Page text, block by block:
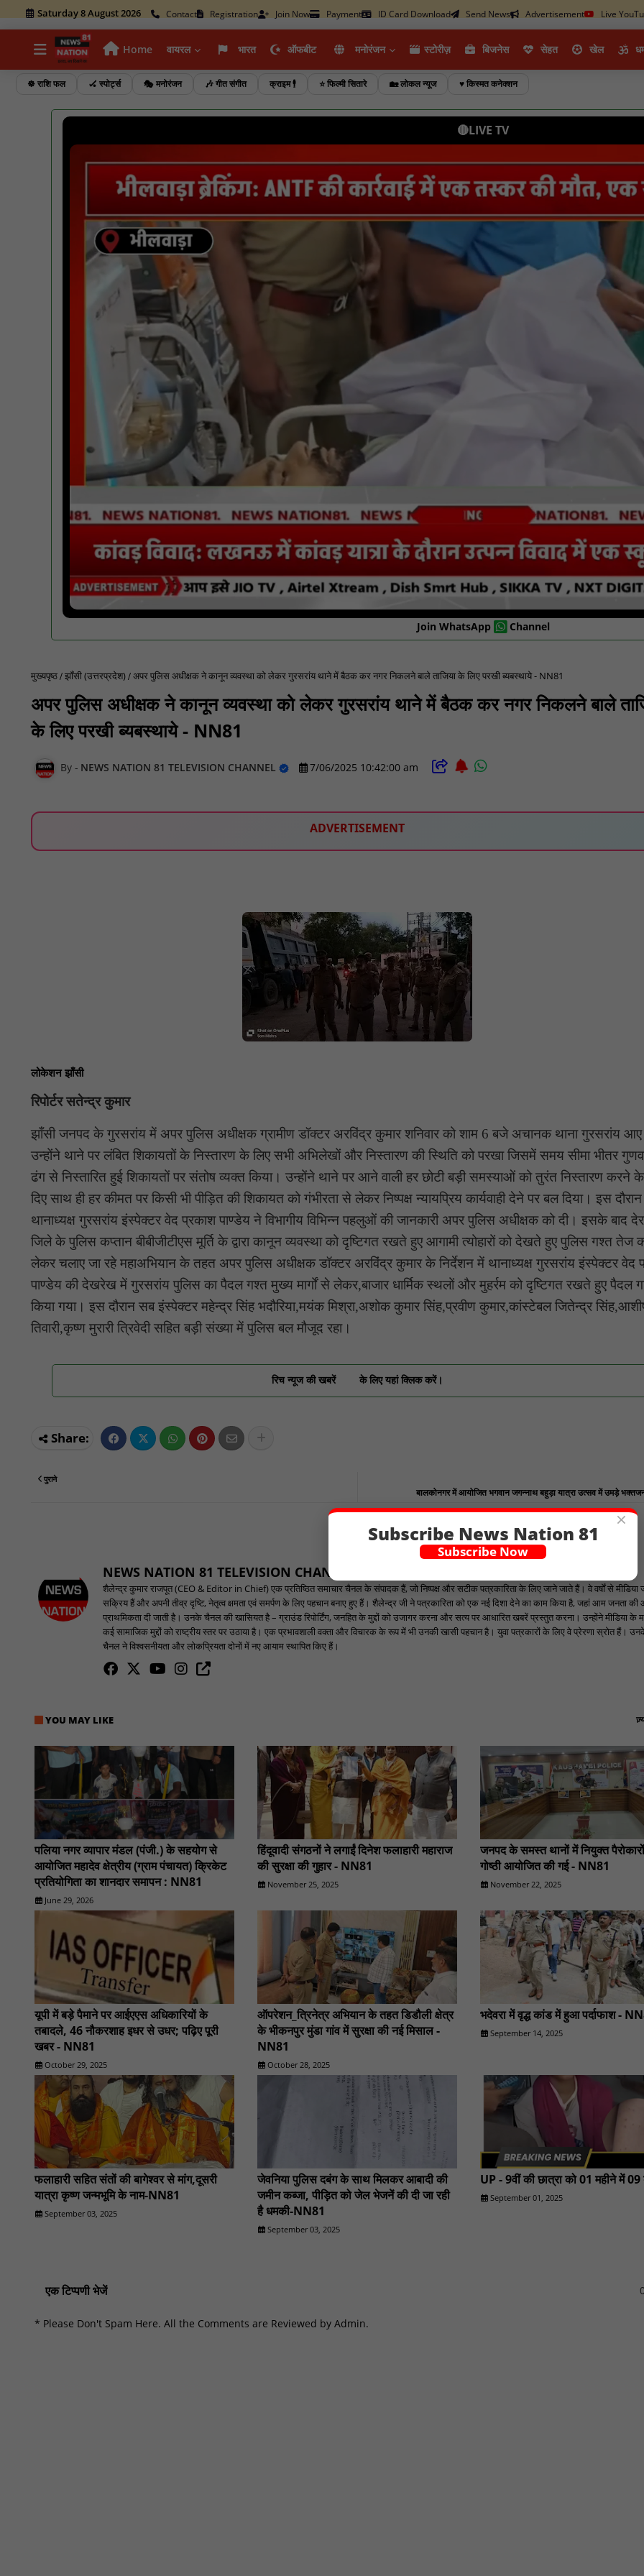
Saturday 8 August 2026 Contact Registration Join Now Payment ID Card Download Send News Advertisement Live
Home वायरल भारत ऑफबीट मनोरंजन स्टोरीज़ ब‍िजनेस सेहत खेल
☸️ राशि फल 🏑 स्पोर्ट्स 🎭 मनोरंजन 🎶 गीत संगीत क्राइम 🕴️ ⭐ फिल्मी सितारे 🏡 लोकल न्यूज ♥️ किस्मत कनेक्शन
🔴LIVE TV
Join WhatsApp Channel
मुख्यपृष्ठ झाँसी (उत्तरप्रदेश) अपर पुलिस अधीक्षक ने कानून व्यवस्था को लेकर गुरसरांय थाने में बैठक कर नगर निकलने बाले ताजिया के लिए परखी ब्यबस्थाये - NN81
अपर पुलिस अधीक्षक ने कानून व्यवस्था को लेकर गुरसरांय थाने में बैठक कर नगर निकलने बाले
के लिए परखी ब्यबस्थाये - NN81
NEWS NATION 81 TELEVISION CHANNEL 7/06/2025 10:42:00 am
ADVERTISEMENT
लोकेशन झाँसी
रिपोर्टर सतेन्द्र कुमार
झाँसी जनपद के गुरसरांय में अपर पुलिस अधीक्षक ग्रामीण डॉक्टर अरविंद्र कुमार शनिवार को शाम 6 बजे अचानक थाना गुरसरांय
उन्होंने थाने पर लंबित शिकायतों के निस्तारण के लिए सभी अभिलेखों और निस्तारण की स्थिति को परखा जिसमें समय सीमा भीतर
ढंग से निस्तारित हुई शिकायतों पर संतोष व्यक्त किया। उन्होंने थाने पर आने वाली हर छोटी बड़ी समस्याओं को तुरंत निस्तारण करने के
दिए साथ ही हर कीमत पर किसी भी पीड़ित की शिकायत को गंभीरता से लेकर निष्पक्ष न्यायप्रिय कार्यवाही देने पर बल दिया। इस दौरान
थानाध्यक्ष गुरसरांय इंस्पेक्टर वेद प्रकाश पाण्डेय ने विभागीय विभिन्न पहलुओं की जानकारी अपर पुलिस अधीक्षक को दी। इसके बाद
जिले के पुलिस कप्तान बीबीजीटीएस मूर्ति के द्वारा कानून व्यवस्था को दृष्टिगत रखते हुए आगामी त्योहारों को देखते हुए पुलिस गश्त तेज
लेकर चलाए जा रहे महाअभियान के तहत अपर पुलिस अधीक्षक डॉक्टर अरविंद्र कुमार के निर्देशन में थानाध्यक्ष गुरसरांय इंस्पेक्टर वेद
पाण्डेय की देखरेख में गुरसरांय पुलिस का पैदल गश्त मुख्य मार्गों से लेकर,बाजार धार्मिक स्थलों और मुहर्रम को दृष्टिगत रखते हुए पैदल
किया गया। इस दौरान सब इंस्पेक्टर महेन्द्र सिंह भदौरिया,मयंक मिश्रा,अशोक कुमार सिंह,प्रवीण कुमार,कांस्टेबल जितेन्द्र
तिवारी,कृष्ण मुरारी त्रिवेदी सहित बड़ी संख्या में पुलिस बल मौजूद रहा।
रिच न्यूज की खबरें के लिए यहां क्लिक करें।
बालकोनगर में आयोजित भगवान जगन्नाथ बहुड़ा यात्रा उत्सव में उमड़े
पुराने
NEWS NATION 81 TELEVISION CHANNEL
शैलेन्द्र कुमार राजपूत (CEO & Editor in Chief) एक प्रतिष्ठित समाचार चैनल के संपादक हैं, जो निष्पक्ष और सटीक पत्रकारिता के लिए जाने जाते हैं। वे वर्षों से मीडिया
सक्रिय हैं और अपनी तीव्र दृष्टि, नेतृत्व क्षमता एवं समर्पण के लिए पहचान बनाए हुए हैं। शैलेन्द्र जी ने पत्रकारिता को एक नई दिशा देने का काम किया है, जहां आम जनता
प्राथमिकता दी जाती है। उनके चैनल की खासियत है – ग्राउंड रिपोर्टिंग, जनहित के मुद्दों को उजागर करना और सत्य पर आधारित खबरें प्रस्तुत करना। उन्होंने मीडिया के
कई सामाजिक मुद्दों को राष्ट्रीय स्तर पर उठाया है। एक प्रभावशाली वक्ता और विचारक के रूप में भी उनकी खासी पहचान है। युवा पत्रकारों के लिए वे प्रेरणा स्रोत हैं।
चैनल ने विश्वसनीयता और लोकप्रियता दोनों में नए आयाम स्थापित किए हैं।
YOU MAY LIKE
पलिया नगर व्यापार मंडल (पंजी.) के सहयोग से
आयोजित महादेव क्षेत्रीय (ग्राम पंचायत) क्रिकेट
प्रतियोगिता का शानदार समापन : NN81
June 29, 2026
हिंदूवादी संगठनों ने लगाईं दिनेश फलाहारी महाराज
की सुरक्षा की गुहार - NN81
November 25, 2025
जनपद के समस्त थानों में नियुक्त
गोष्ठी आयोजित की गई - NN81
November 22, 2025
यूपी में बड़े पैमाने पर आईएएस अधिकारियों के
तबादले, 46 नौकरशाह इधर से उधर; पढ़िए पूरी
खबर - NN81
October 29, 2025
ऑपरेशन_त्रिनेत्र अभियान के तहत डिडौली क्षेत्र
के भीकनपुर मुंडा गांव में सुरक्षा की नई मिसाल -
NN81
October 28, 2025
भदेवरा में वृद्ध कांड में हुआ पर्दाफाश -
September 14, 2025
फलाहारी सहित संतों की बागेश्वर से मांग,दूसरी
यात्रा कृष्ण जन्मभूमि के नाम-NN81
September 03, 2025
जेवनिया पुलिस दबंग के साथ मिलकर आबादी की
जमीन कब्जा, पीड़ित को जेल भेजनें की दी जा रही
है धमकी-NN81
September 03, 2025
UP - 9वीं की छात्रा को 01 महीने में 09
September 01, 2025
एक टिप्पणी भेजें
* Please Don't Spam Here. All the Comments are Reviewed by Admin.
×
Subscribe News Nation 81
Subscribe Now